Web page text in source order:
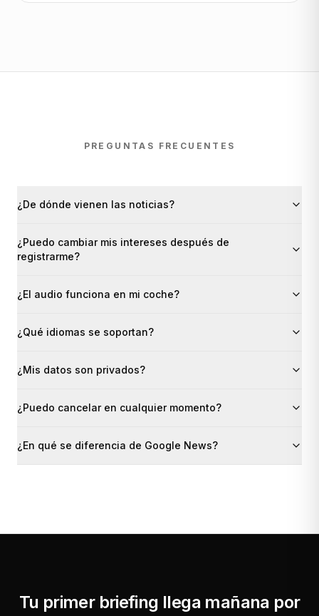
PREGUNTAS FRECUENTES
¿De dónde vienen las noticias?
¿Puedo cambiar mis intereses después de
registrarme?
¿El audio funciona en mi coche?
¿Qué idiomas se soportan?
¿Mis datos son privados?
¿Puedo cancelar en cualquier momento?
¿En qué se diferencia de Google News?
Tu primer briefing llega mañana por